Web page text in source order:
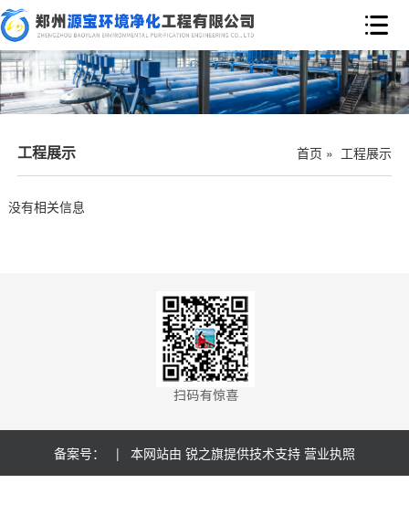

工程展示 首页 » 工程展示
没有相关信息
备案号： | 本网站由 锐之旗提供技术支持 营业执照